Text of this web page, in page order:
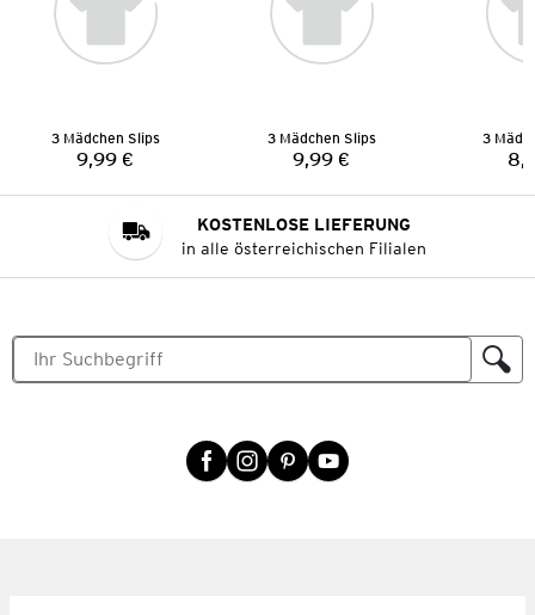
3 Mädchen Slips
Preis:
9,99 €
3 Mädchen Slips
Preis:
9,99 €
3
KOSTENLOSE LIEFERUNG
in alle österreichischen Filialen